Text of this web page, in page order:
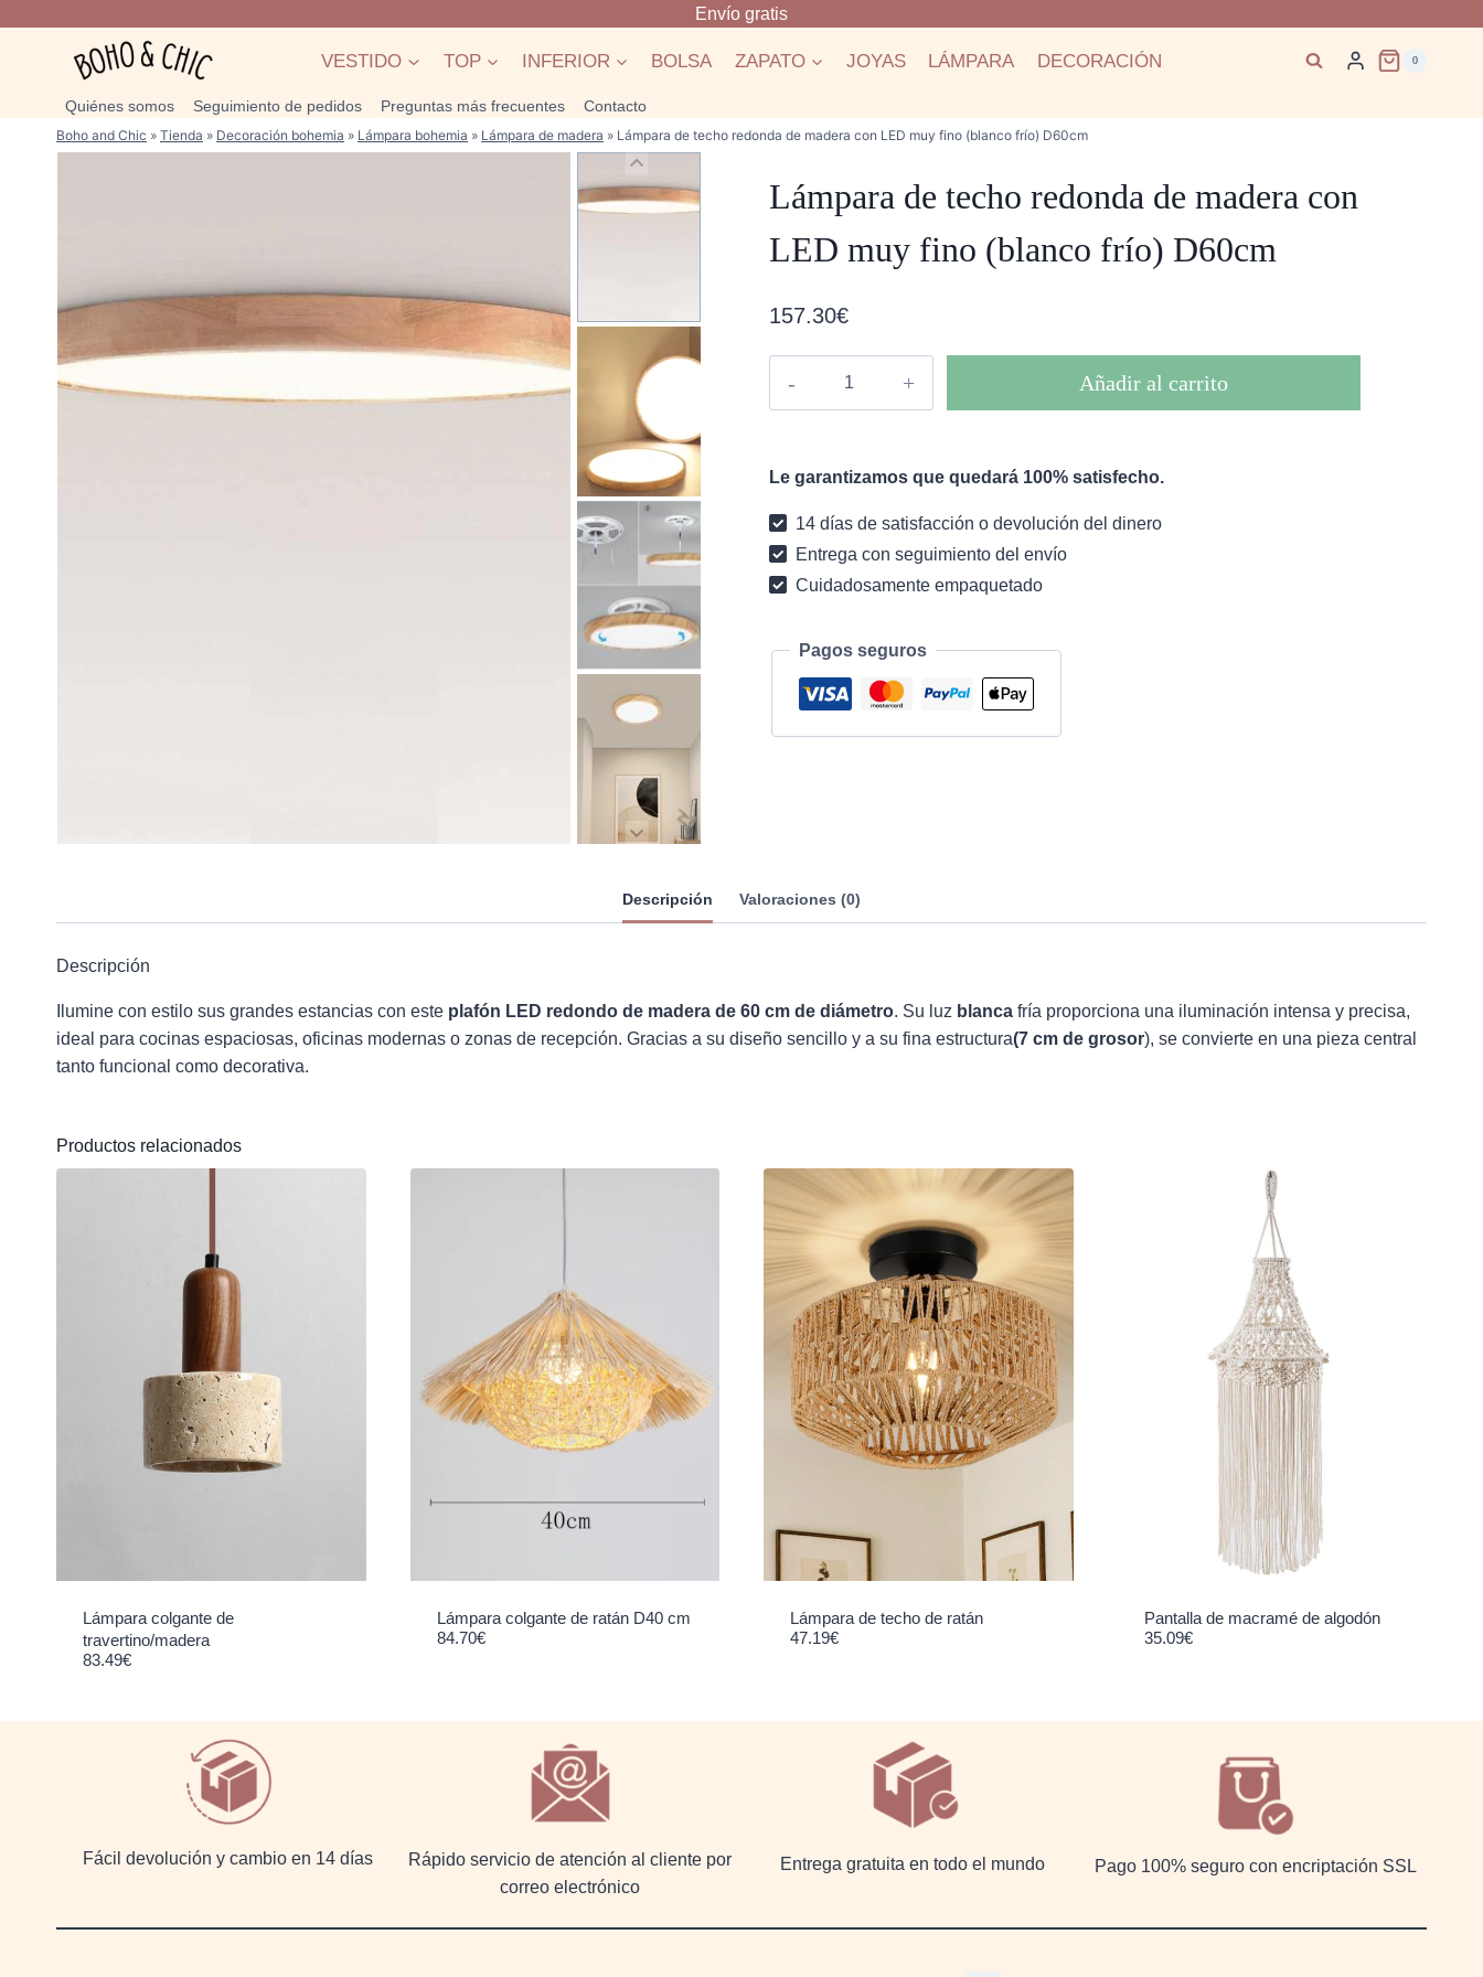
contenido
Envío gratis
VESTIDO TOP INFERIOR BOLSA ZAPATO JOYAS LÁMPARA DECORACIÓN 0
Quiénes somos Seguimiento de pedidos Preguntas más frecuentes Contacto
Boho and Chic » Tienda » Decoración bohemia » Lámpara bohemia » Lámpara de madera » Lámpara de techo redonda de madera con LED muy fino (blanco frío) D60cm
Lámpara de techo redonda de madera con
LED muy fino (blanco frío) D60cm
157.30€
de
con
LED
muy
(blanco
D60cm
Añadir al carrito
Le garantizamos que quedará 100% satisfecho.
14 días de satisfacción o devolución del dinero
Entrega con seguimiento del envío
Cuidadosamente empaquetado
Pagos seguros
Descripción Valoraciones (0)
Descripción
Ilumine con estilo sus grandes estancias con este plafón LED redondo de madera de 60 cm de diámetro. Su luz blanca fría proporciona una iluminación intensa y precisa,
ideal para cocinas espaciosas, oficinas modernas o zonas de recepción. Gracias a su diseño sencillo y a su fina estructura(7 cm de grosor), se convierte en una pieza central
tanto funcional como decorativa.
Productos relacionados
Lámpara colgante de
travertino/madera
83.49€
Lámpara colgante de ratán D40 cm
84.70€
Lámpara de techo de ratán
47.19€
Pantalla de macramé de algodón
35.09€
Fácil devolución y cambio en 14 días
Rápido servicio de atención al cliente por
correo electrónico
Entrega gratuita en todo el mundo Pago 100% seguro con encriptación SSL